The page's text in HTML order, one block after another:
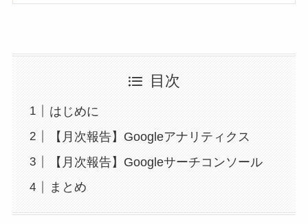
目次
はじめに
【月次報告】Googleアナリティクス
【月次報告】Googleサーチコンソール
まとめ